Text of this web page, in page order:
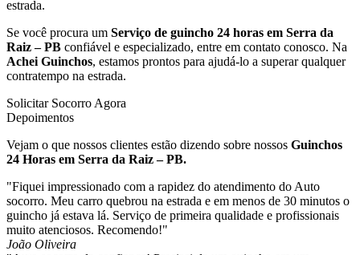
estrada.
Se você procura um Serviço de guincho 24 horas em Serra da
Raiz – PB confiável e especializado, entre em contato conosco. Na
Achei Guinchos, estamos prontos para ajudá-lo a superar qualquer
contratempo na estrada.
Solicitar Socorro Agora
Depoimentos
Vejam o que nossos clientes estão dizendo sobre nossos Guinchos
24 Horas em Serra da Raiz – PB.
"Fiquei impressionado com a rapidez do atendimento do Auto
socorro. Meu carro quebrou na estrada e em menos de 30 minutos o
guincho já estava lá. Serviço de primeira qualidade e profissionais
muito atenciosos. Recomendo!"
João Oliveira